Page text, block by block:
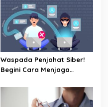
Waspada Penjahat Siber!
Begini Cara Menjaga